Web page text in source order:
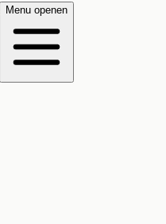
Menu openen